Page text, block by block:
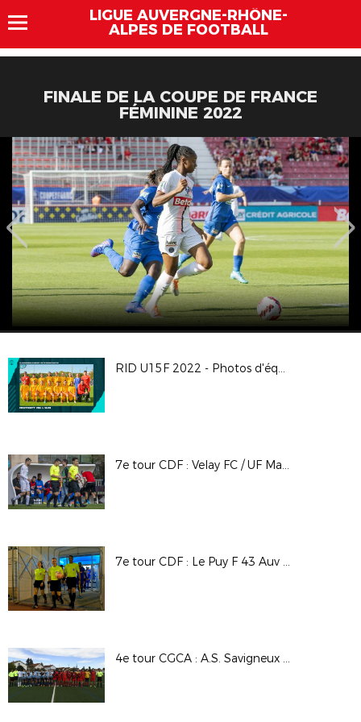
LIGUE AUVERGNE-RHÔNE-
ALPES DE FOOTBALL
FINALE DE LA COUPE DE FRANCE
FÉMININE 2022
RID U15F 2022 - Photos d'équipes
7e tour CDF : Velay FC / UF Maconnais
7e tour CDF : Le Puy F 43 Auv / Andrézieux Bouthéon FC
4e tour CGCA : A.S. Savigneux Montbrison / C.S. Neuville